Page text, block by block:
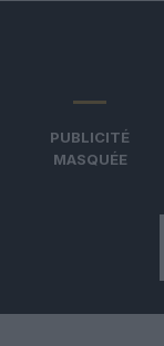
PUBLICITÉ
MASQUÉE